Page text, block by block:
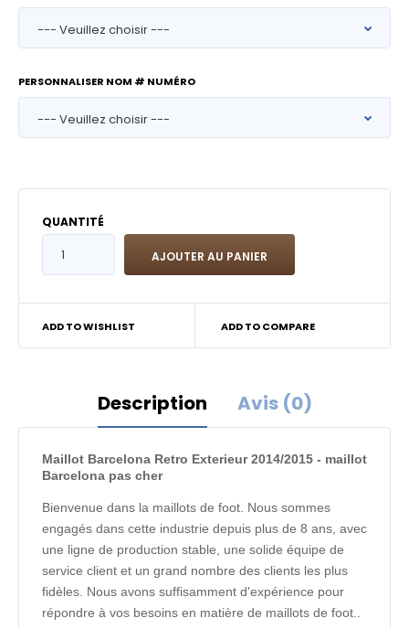
PERSONNALISER NOM # NUMÉRO
QUANTITÉ
ADD TO WISHLIST ADD TO COMPARE
Description Avis (0)
Maillot Barcelona Retro Exterieur 2014/2015 - maillot
Barcelona pas cher
Bienvenue dans la maillots de foot. Nous sommes
engagés dans cette industrie depuis plus de 8 ans, avec
une ligne de production stable, une solide équipe de
service client et un grand nombre des clients les plus
fidèles. Nous avons suffisamment d'expérience pour
répondre à vos besoins en matière de maillots de foot..